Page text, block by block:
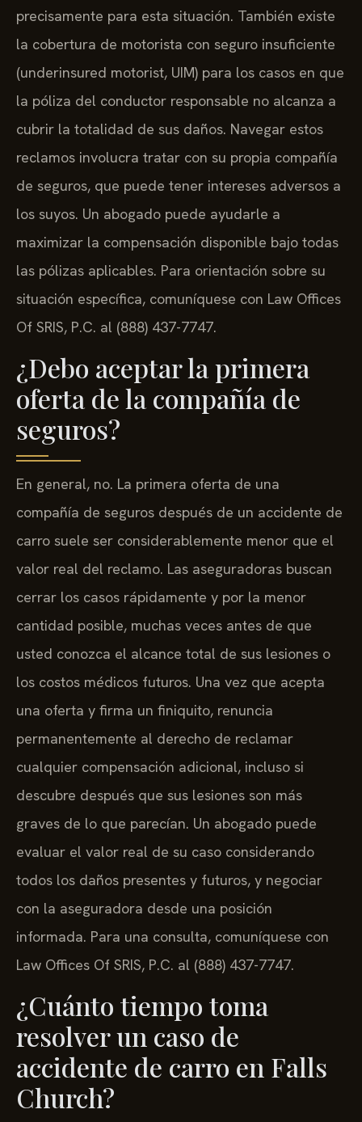
precisamente para esta situación. También existe
la cobertura de motorista con seguro insuficiente
(underinsured motorist, UIM) para los casos en que
la póliza del conductor responsable no alcanza a
cubrir la totalidad de sus daños. Navegar estos
reclamos involucra tratar con su propia compañía
de seguros, que puede tener intereses adversos a
los suyos. Un abogado puede ayudarle a
maximizar la compensación disponible bajo todas
las pólizas aplicables. Para orientación sobre su
situación específica, comuníquese con Law Offices
Of SRIS, P.C. al (888) 437-7747.
¿Debo aceptar la primera
oferta de la compañía de
seguros?
En general, no. La primera oferta de una
compañía de seguros después de un accidente de
carro suele ser considerablemente menor que el
valor real del reclamo. Las aseguradoras buscan
cerrar los casos rápidamente y por la menor
cantidad posible, muchas veces antes de que
usted conozca el alcance total de sus lesiones o
los costos médicos futuros. Una vez que acepta
una oferta y firma un finiquito, renuncia
permanentemente al derecho de reclamar
cualquier compensación adicional, incluso si
descubre después que sus lesiones son más
graves de lo que parecían. Un abogado puede
evaluar el valor real de su caso considerando
todos los daños presentes y futuros, y negociar
con la aseguradora desde una posición
informada. Para una consulta, comuníquese con
Law Offices Of SRIS, P.C. al (888) 437-7747.
¿Cuánto tiempo toma
resolver un caso de
accidente de carro en Falls
Church?